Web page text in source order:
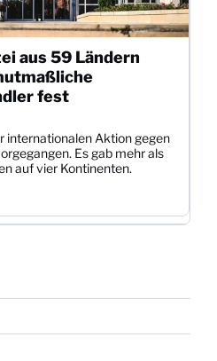
aus 59 Ländern
fest
internationalen Aktion gegen
Es gab mehr als
auf vier Kontinenten.